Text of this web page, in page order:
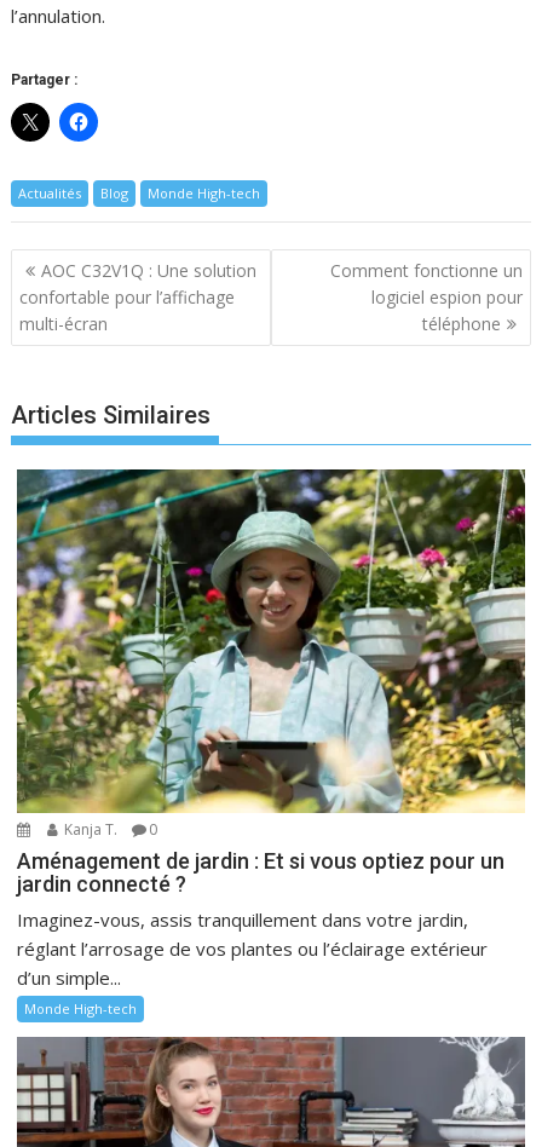
l’annulation.
Partager :
Actualités Blog Monde High-tech
Navigation
de
l’article
AOC C32V1Q : Une solution
confortable pour l’affichage
multi-écran
Comment fonctionne un
logiciel espion pour
téléphone
Articles Similaires
Kanja T. 0
Aménagement de jardin : Et si vous optiez pour un
jardin connecté ?
Imaginez-vous, assis tranquillement dans votre jardin,
réglant l’arrosage de vos plantes ou l’éclairage extérieur
d’un simple...
Monde High-tech